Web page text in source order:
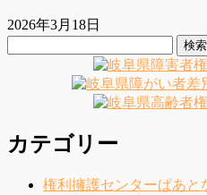
2026年3月18日
カテゴリー
権利擁護センターぱあと